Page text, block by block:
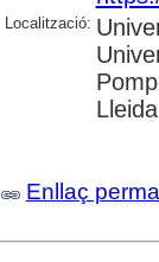
Localització:
Lleida
Enllaç